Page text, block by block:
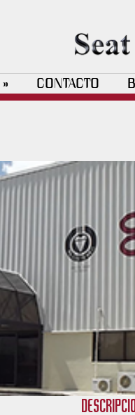
» CONTACTO